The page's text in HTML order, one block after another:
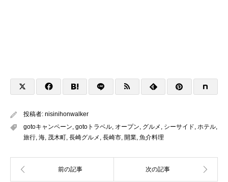
投稿者: nisinihonwalker
gotoキャンペーン, gotoトラベル, オープン, グルメ , シーサイド, ホテル,
旅行, 海, 茂木町, 長崎グルメ , 長崎市, 開業, 魚介料理